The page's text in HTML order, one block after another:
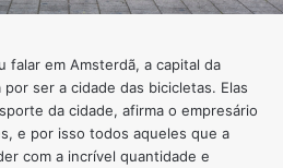
falar em Amsterdã, a capital da
ser a cidade das bicicletas. Elas
da cidade, afirma o empresário
e por isso todos aqueles que a
com a incrível quantidade e